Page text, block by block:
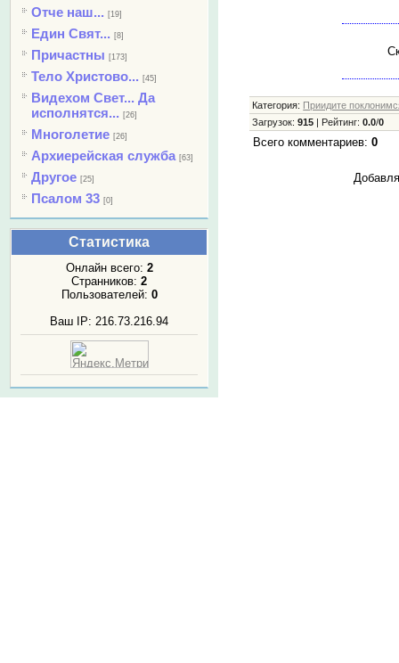
Отче наш... [19]
Един Свят... [8]
Причастны [173]
Тело Христово... [45]
Видехом Свет... Да
исполнятся... [26]
Многолетие [26]
Архиерейская служба [63]
Другое [25]
Псалом 33 [0]
Статистика
Онлайн всего: 2
Странников: 2
Пользователей: 0
Ваш IP: 216.73.216.94
Категория: Приидите
Загрузок:915 Рейтинг:0.0/0
Всего комментариев: 0